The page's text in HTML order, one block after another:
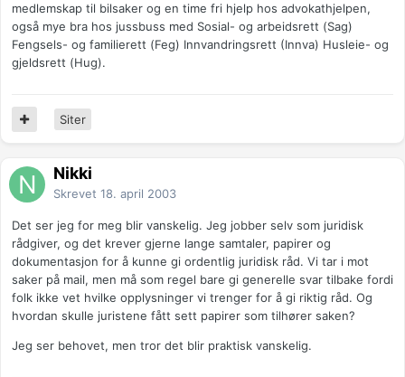
medlemskap til bilsaker og en time fri hjelp hos advokathjelpen,
også mye bra hos jussbuss med Sosial- og arbeidsrett (Sag)
Fengsels- og familierett (Feg) Innvandringsrett (Innva) Husleie- og
gjeldsrett (Hug).
Siter
Nikki
Skrevet 18. april 2003
Det ser jeg for meg blir vanskelig. Jeg jobber selv som juridisk
rådgiver, og det krever gjerne lange samtaler, papirer og
dokumentasjon for å kunne gi ordentlig juridisk råd. Vi tar i mot
saker på mail, men må som regel bare gi generelle svar tilbake fordi
folk ikke vet hvilke opplysninger vi trenger for å gi riktig råd. Og
hvordan skulle juristene fått sett papirer som tilhører saken?
Jeg ser behovet, men tror det blir praktisk vanskelig.